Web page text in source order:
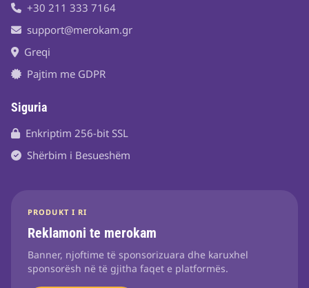
+30 211 333 7164
support@merokam.gr
Greqi
Pajtim me GDPR
Siguria
Enkriptim 256-bit SSL
Shërbim i Besueshëm
PRODUKT I RI
Reklamoni te merokam
Banner, njoftime të sponsorizuara dhe karuxhel
sponsorësh në të gjitha faqet e platformës.